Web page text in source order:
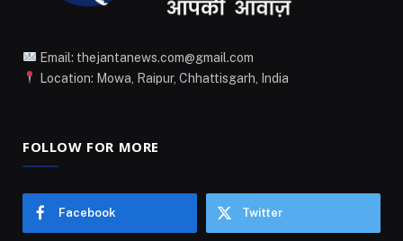
Email: thejantanews.com@gmail.com
Location: Mowa, Raipur, Chhattisgarh, India
FOLLOW FOR MORE
Facebook Twitter